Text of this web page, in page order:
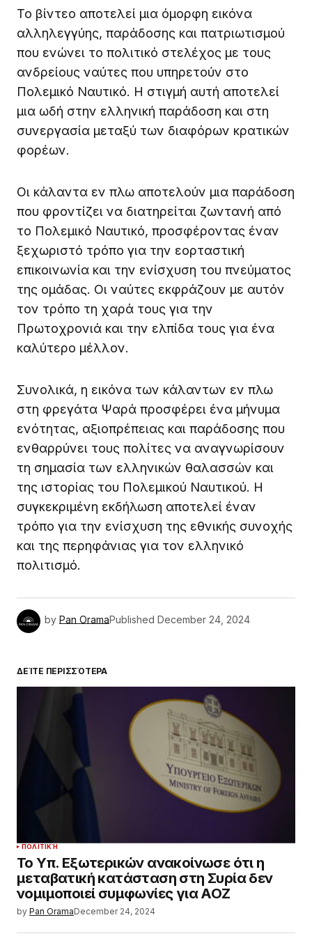
Το βίντεο αποτελεί μια όμορφη εικόνα
αλληλεγγύης, παράδοσης και πατριωτισμού
που ενώνει το πολιτικό στελέχος με τους
ανδρείους ναύτες που υπηρετούν στο
Πολεμικό Ναυτικό. Η στιγμή αυτή αποτελεί
μια ωδή στην ελληνική παράδοση και στη
συνεργασία μεταξύ των διαφόρων κρατικών
φορέων.
Οι κάλαντα εν πλω αποτελούν μια παράδοση
που φροντίζει να διατηρείται ζωντανή από
το Πολεμικό Ναυτικό, προσφέροντας έναν
ξεχωριστό τρόπο για την εορταστική
επικοινωνία και την ενίσχυση του πνεύματος
της ομάδας. Οι ναύτες εκφράζουν με αυτόν
τον τρόπο τη χαρά τους για την
Πρωτοχρονιά και την ελπίδα τους για ένα
καλύτερο μέλλον.
Συνολικά, η εικόνα των κάλαντων εν πλω
στη φρεγάτα Ψαρά προσφέρει ένα μήνυμα
ενότητας, αξιοπρέπειας και παράδοσης που
ενθαρρύνει τους πολίτες να αναγνωρίσουν
τη σημασία των ελληνικών θαλασσών και
της ιστορίας του Πολεμικού Ναυτικού. Η
συγκεκριμένη εκδήλωση αποτελεί έναν
τρόπο για την ενίσχυση της εθνικής συνοχής
και της περηφάνιας για τον ελληνικό
πολιτισμό.
by Pan OramaPublished December 24, 2024
ΔΕΊΤΕ ΠΕΡΙΣΣΌΤΕΡΑ
ΠΟΛΙΤΙΚΉ
Το Υπ. Εξωτερικών ανακοίνωσε ότι η
μεταβατική κατάσταση στη Συρία δεν
νομιμοποιεί συμφωνίες για ΑΟΖ
by Pan OramaDecember 24, 2024